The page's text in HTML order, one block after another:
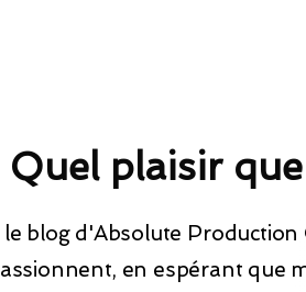
Quel plaisir
le blog d'Absolute Production
en espérant que